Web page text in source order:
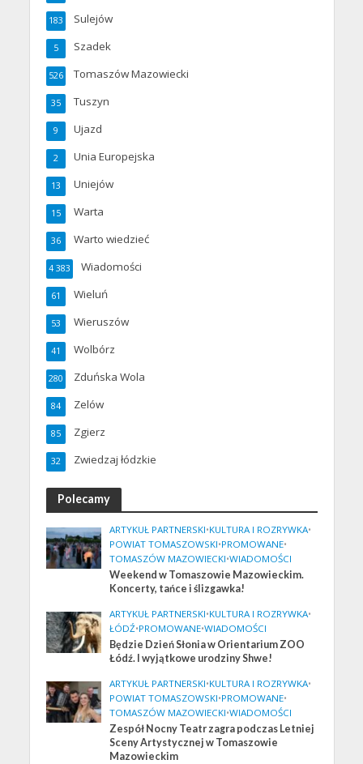
Sulejów
183
Szadek
5
Tomaszów Mazowiecki
526
Tuszyn
35
Ujazd
9
Unia Europejska
2
Uniejów
13
Warta
15
Warto wiedzieć
36
Wiadomości
4 383
Wieluń
61
Wieruszów
53
Wolbórz
41
Zduńska Wola
280
Zelów
84
Zgierz
85
Zwiedzaj łódzkie
32
Polecamy
ARTYKUŁ PARTNERSKI•KULTURA I ROZRYWKA•
POWIAT TOMASZOWSKI•PROMOWANE•
TOMASZÓW MAZOWIECKI•WIADOMOŚCI
Weekend w Tomaszowie Mazowieckim.
Koncerty, tańce i ślizgawka!
ARTYKUŁ PARTNERSKI•KULTURA I ROZRYWKA•
ŁÓDŹ•PROMOWANE•WIADOMOŚCI
Będzie Dzień Słonia w Orientarium ZOO
Łódź. I wyjątkowe urodziny Shwe!
ARTYKUŁ PARTNERSKI•KULTURA I ROZRYWKA•
POWIAT TOMASZOWSKI•PROMOWANE•
TOMASZÓW MAZOWIECKI•WIADOMOŚCI
Zespół Nocny Teatr zagra podczas Letniej
Sceny Artystycznej w Tomaszowie
Mazowieckim